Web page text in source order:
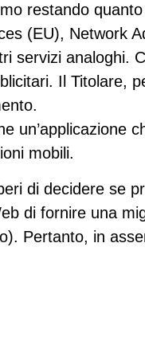
restando
(EU), Network
servizi analoghi.
Il Titolare,
un’applicazione
mobili.
di decidere se
di fornire una
Pertanto, in